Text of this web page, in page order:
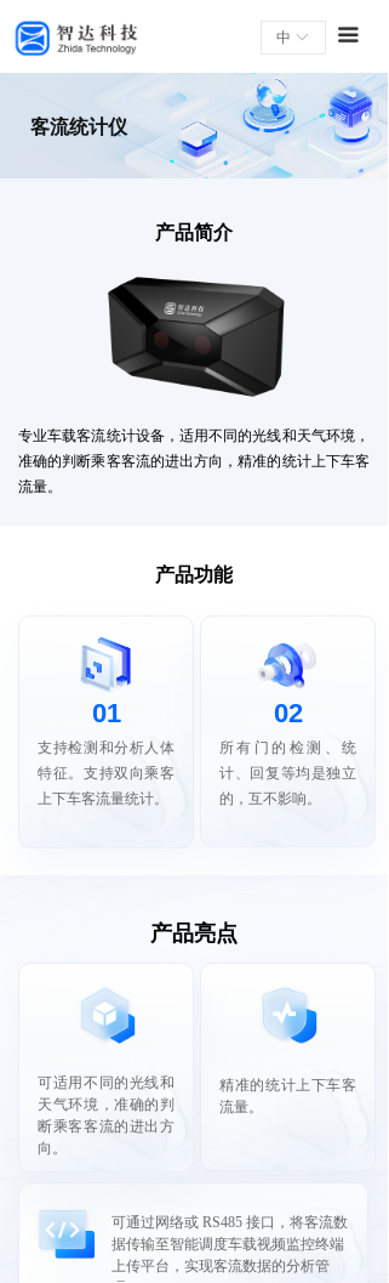
끀
ꀅ
中
产品简介
专业车载客流统计设备，适用不同的光线和天气环境，
准确的判断乘客客流的进出方向，精准的统计上下车客
流量。
产品亮点
精准的统计上下车客
流量。
可通过网络或 RS485 接口，将客流数
据传输至智能调度车载视频监控终端
上传平台，实现客流数据的分析管
可适用不同的光线和
天气环境，准确的判
断乘客客流的进出方
向。
产品功能
01
支持检测和分析人体
特征。支持双向乘客
上下车客流量统计。
02
所有门的检测、统
计、回复等均是独立
的，互不影响。
客流统计仪